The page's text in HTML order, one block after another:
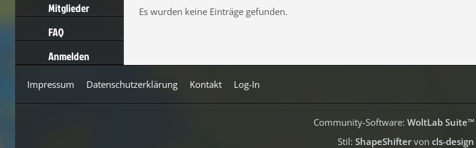
Mitglieder
FAQ
Anmelden
Es wurden keine Einträge gefunden.
Impressum Datenschutzerklärung Kontakt Log-In
Community-Software: WoltLab Suite™
Stil: ShapeShiftervon cls-design